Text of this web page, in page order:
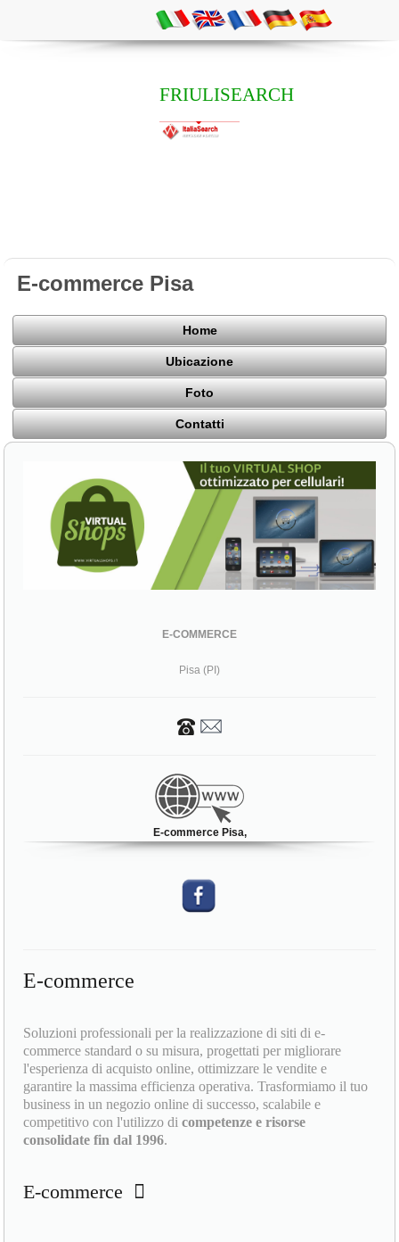
FRIULISEARCH
E-commerce Pisa
Home
Ubicazione
Foto
Contatti
E-COMMERCE
Pisa (PI)
E-commerce Pisa,
E-commerce
Soluzioni professionali per la realizzazione di siti di e-
commerce standard o su misura, progettati per migliorare
l'esperienza di acquisto online, ottimizzare le vendite e
garantire la massima efficienza operativa. Trasformiamo il tuo
business in un negozio online di successo, scalabile e
competitivo con l'utilizzo dicompetenze e risorse
consolidate fin dal 1996.
E-commerce